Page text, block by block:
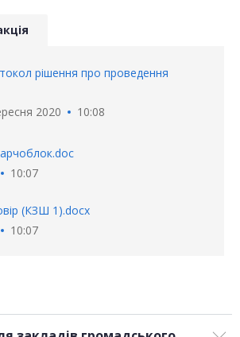
рішення про проведення
2020 10:08
10:07
(КЗШ 1).docx
10:07